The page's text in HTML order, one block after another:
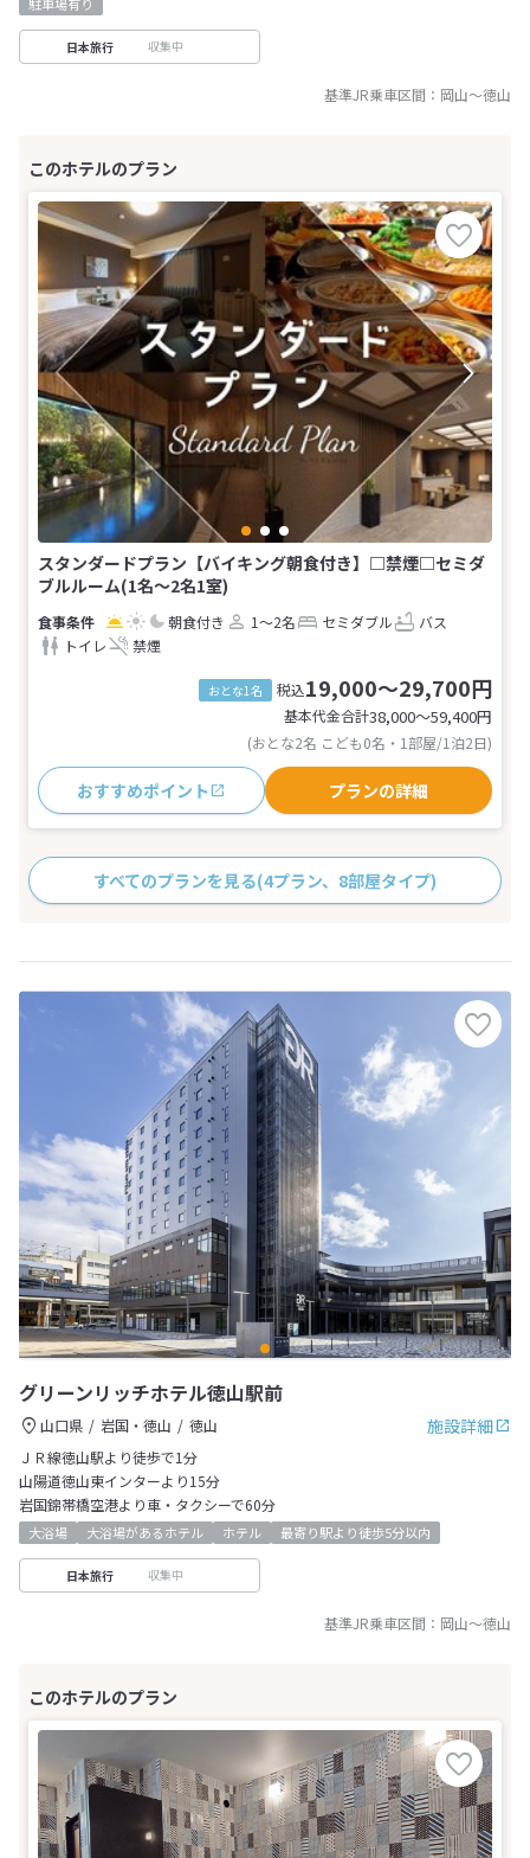
日本旅行 収集中
基準JR乗車区間： 岡山～徳山
スタンダードプラン【バイキング朝食付き】□禁煙□セミダ
ブルルーム(1名～2名1室)
朝食付き 1～2名 セミダブル
バス
トイレ
禁煙
おとな1名 税込19,000～29,700円
基本代金合計38,000〜59,400円
(おとな2名 こども0名・1部屋/1泊2日)
おすすめポイント プランの詳細
すべてのプランを見る(4プラン、8部屋タイプ)
グリーンリッチホテル徳山駅前
施設詳細
山口県 岩国・徳山
徳山
ＪＲ線徳山駅より徒歩で1分
山陽道徳山東インターより15分
岩国錦帯橋空港より車・タクシーで60分
大浴場 大浴場があるホテル ホテル 最寄り駅より徒歩5分以内
日本旅行 収集中
基準JR乗車区間： 岡山～徳山